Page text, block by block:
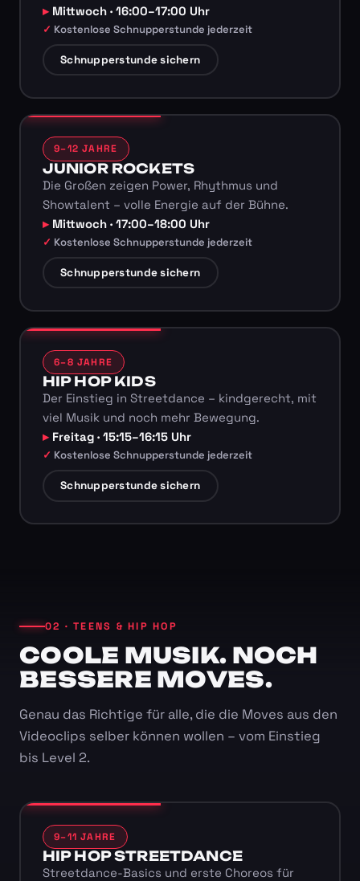
Mittwoch · 16:00–17:00 Uhr
Kostenlose Schnupperstunde jederzeit
Schnupperstunde sichern
9–12 JAHRE
JUNIOR ROCKETS
Die Großen zeigen Power, Rhythmus und
Showtalent – volle Energie auf der Bühne.
Mittwoch · 17:00–18:00 Uhr
Kostenlose Schnupperstunde jederzeit
Schnupperstunde sichern
6–8 JAHRE
HIP HOP KIDS
Der Einstieg in Streetdance – kindgerecht, mit
viel Musik und noch mehr Bewegung.
Freitag · 15:15–16:15 Uhr
Kostenlose Schnupperstunde jederzeit
Schnupperstunde sichern
02 · TEENS & HIP HOP
COOLE MUSIK. NOCH
BESSERE MOVES.
Genau das Richtige für alle, die die Moves aus den
Videoclips selber können wollen – vom Einstieg
bis Level 2.
9–11 JAHRE
HIP HOP STREETDANCE
Streetdance-Basics und erste Choreos für